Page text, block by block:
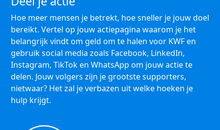
Hoe meer mensen je betrekt, hoe sneller je jouw doel
bereikt. Vertel op jouw actiepagina waarom je het
belangrijk vindt om geld om te halen voor KWF en
gebruik social media zoals Facebook, LinkedIn,
Instagram, TikTok en WhatsApp om jouw actie te
delen. Jouw volgers zijn je grootste supporters,
nietwaar? Het zal je verbazen uit welke hoeken je
hulp krijgt.